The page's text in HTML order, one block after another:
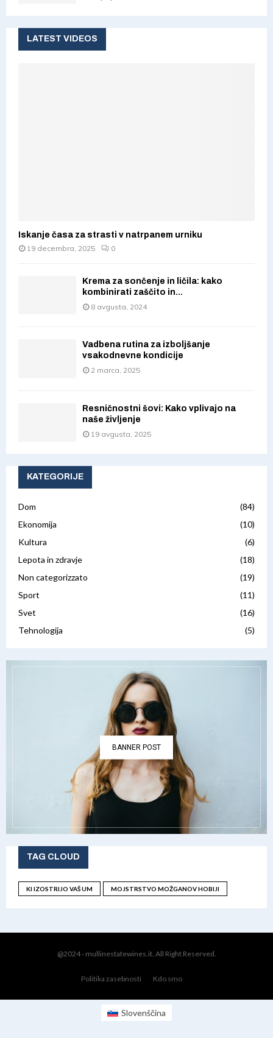
LATEST VIDEOS
Iskanje časa za strasti v natrpanem urniku
19 decembra, 2025
0
Krema za sončenje in ličila: kako
kombinirati zaščito in...
8 avgusta, 2024
Vadbena rutina za izboljšanje
vsakodnevne kondicije
2 marca, 2025
Resničnostni šovi: Kako vplivajo na
naše življenje
19 avgusta, 2025
KATEGORIJE
Dom
(84)
Ekonomija
(10)
Kultura
(6)
Lepota in zdravje
(18)
Non categorizzato
(19)
Sport
(11)
Svet
(16)
Tehnologija
(5)
BANNER POST
TAG CLOUD
KI IZOSTRIJO VAŠ UM MOJSTRSTVO MOŽGANOV HOBIJI
@2024 - mullinestatewines.it. All Right Reserved.
Politika zasebnosti Kdo smo
Slovenščina